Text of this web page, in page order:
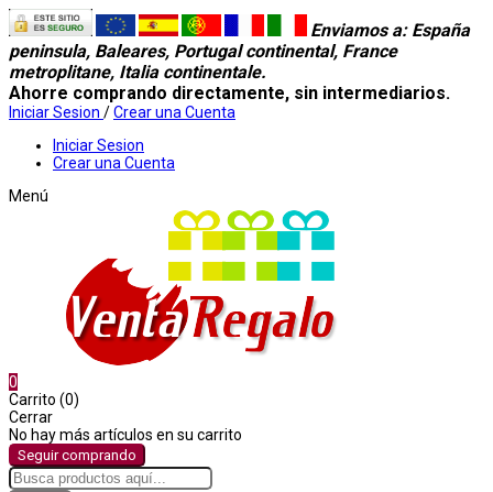
Enviamos a: España
peninsula, Baleares, Portugal continental, France
metroplitane, Italia continentale.
Ahorre comprando directamente, sin intermediarios.
Iniciar Sesion /Crear una Cuenta
Iniciar Sesion
Crear una Cuenta
Menú
0
Carrito (0)
Cerrar
No hay más artículos en su carrito
Seguir comprando